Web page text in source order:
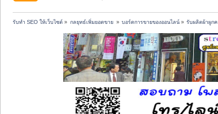
รับทำ SEO ให้เว็บไซต์ » กลยุทธ์เพิ่มยอดขาย » บอร์ดการขายของออนไลน์» รับผลิตผ้าผูก